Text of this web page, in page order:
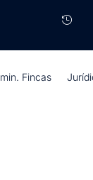

Fincas